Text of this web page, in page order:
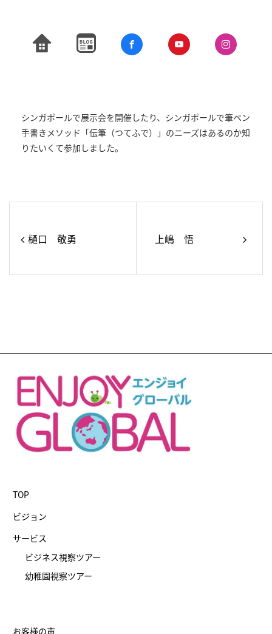
シンガポールで展示会を開催したり、シンガポールで筆ペン
手書きメソッド「伝筆（つてふで）」のニーズはあるのか知
りたいくて参加しました。
樋口 敬勇 上嶋 悟
TOP
ビジョン
サービス
ビジネス視察ツアー
幼稚園視察ツアー
お客様の声